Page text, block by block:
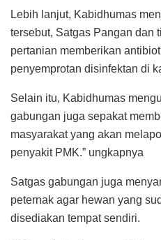
Lebih lanjut, Kabidhumas
tersebut, Satgas Pangan dan
pertanian memberikan
penyemprotan disinfektan di
Selain itu, Kabidhumas
gabungan juga sepakat
masyarakat yang akan
penyakit PMK.” ungkapnya
Satgas gabungan juga
peternak agar hewan yang
disediakan tempat sendiri.